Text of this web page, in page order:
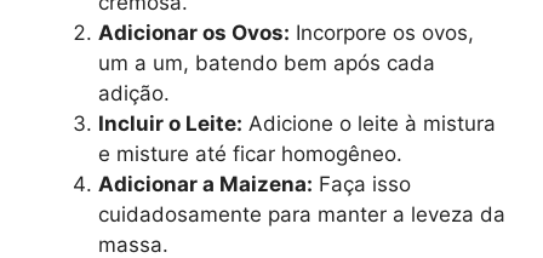
Adicionar os Ovos: Incorpore os ovos,
um a um, batendo bem após cada
adição.
Incluir o Leite: Adicione o leite à mistura
e misture até ficar homogêneo.
Adicionar a Maizena: Faça isso
cuidadosamente para manter a leveza da
massa.